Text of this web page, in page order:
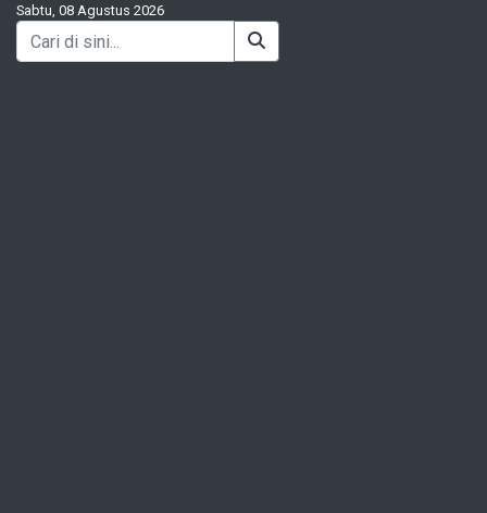
Sabtu, 08 Agustus 2026